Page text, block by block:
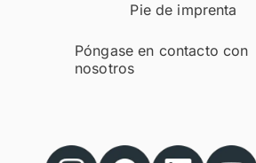
Pie de imprenta
Póngase en contacto con
nosotros